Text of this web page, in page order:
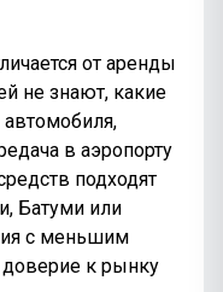
от аренды
не знают, какие
в аэропорту
подходят
Батуми или
с меньшим
к рынку